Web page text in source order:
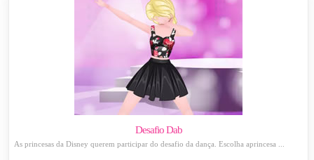
Desafio Dab
As princesas da Disney querem participar do desafio da dança. Escolha aprincesa ...